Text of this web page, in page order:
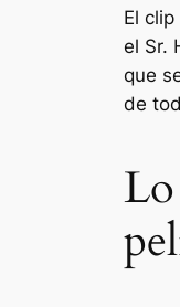
El
el Sr.
que
de